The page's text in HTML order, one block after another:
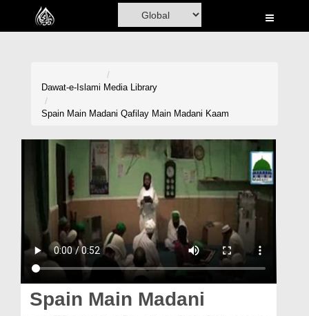
Home
Blog
Magazine
Departments
Dawat-e-Islami Media Library
Spain Main Madani Qafilay Main Madani Kaam
Spain Main Madani